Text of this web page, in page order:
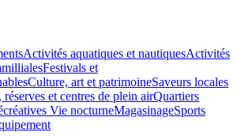
Activités aquatiques et nautiquesActivités
Festivals et
Culture, art et patrimoineSaveurs locales
réserves et centres de plein airQuartiers
Vie nocturneMagasinageSports